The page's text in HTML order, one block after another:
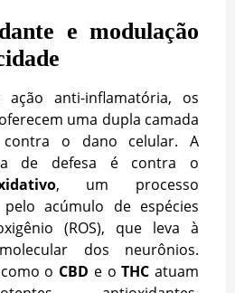
e modulação
anti-inflamatória, os
uma dupla camada
o dano celular. A
de defesa é contra o
, um processo
pelo acúmulo de espécies
(ROS), que leva à
dos neurônios.
o CBD e oTHC atuam